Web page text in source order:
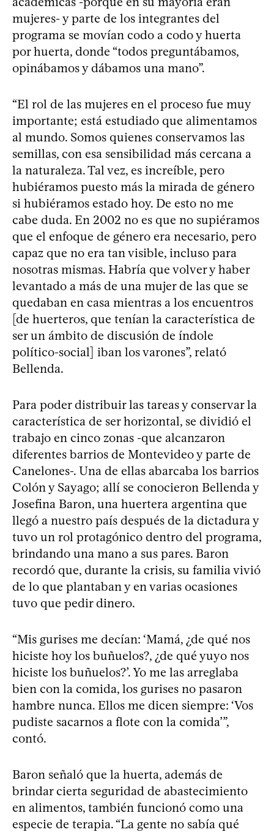
mujeres- y parte de los integrantes del
programa se movían codo a codo y huerta
por huerta, donde “todos preguntábamos,
opinábamos y dábamos una mano”.
“El rol de las mujeres en el proceso fue muy
importante; está estudiado que alimentamos
al mundo. Somos quienes conservamos las
semillas, con esa sensibilidad más cercana a
la naturaleza. Tal vez, es increíble, pero
hubiéramos puesto más la mirada de género
si hubiéramos estado hoy. De esto no me
cabe duda. En 2002 no es que no supiéramos
que el enfoque de género era necesario, pero
capaz que no era tan visible, incluso para
nosotras mismas. Habría que volver y haber
levantado a más de una mujer de las que se
quedaban en casa mientras a los encuentros
[de huerteros, que tenían la característica de
ser un ámbito de discusión de índole
político-social] iban los varones”, relató
Bellenda.
Para poder distribuir las tareas y conservar la
característica de ser horizontal, se dividió el
trabajo en cinco zonas -que alcanzaron
diferentes barrios de Montevideo y parte de
Canelones-. Una de ellas abarcaba los barrios
Colón y Sayago; allí se conocieron Bellenda y
Josefina Baron, una huertera argentina que
llegó a nuestro país después de la dictadura y
tuvo un rol protagónico dentro del programa,
brindando una mano a sus pares. Baron
recordó que, durante la crisis, su familia vivió
de lo que plantaban y en varias ocasiones
tuvo que pedir dinero.
“Mis gurises me decían: ‘Mamá, ¿de qué nos
hiciste hoy los buñuelos?, ¿de qué yuyo nos
hiciste los buñuelos?’. Yo me las arreglaba
bien con la comida, los gurises no pasaron
hambre nunca. Ellos me dicen siempre: ‘Vos
pudiste sacarnos a flote con la comida’”,
contó.
Baron señaló que la huerta, además de
brindar cierta seguridad de abastecimiento
en alimentos, también funcionó como una
especie de terapia. “La gente no sabía qué